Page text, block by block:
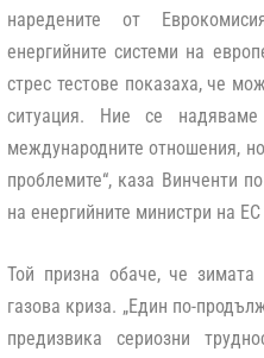
наредените от
енергийните системи на
стрес тестове показаха, че
ситуация. Ние се
международните отношения,
проблемите“, каза Винченти
на енергийните министри на
Той призна обаче, че
газова криза. „Един по-
предизвика сериозни